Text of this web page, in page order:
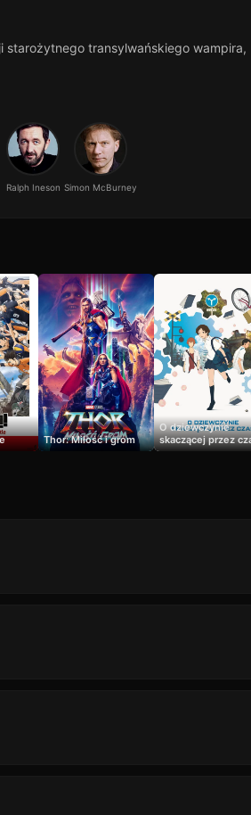
starożytnego transylwańskiego
Ralph Ineson Simon McBurney
Thor: Miłość i grom
O dziewczynie
skaczącej przez